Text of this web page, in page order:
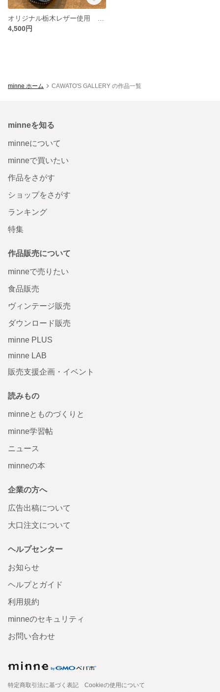
4,500円
minne ホーム CAWATO'S GALLERY の作品一覧
minneを知る
minneについて
minneで買いたい
作品をさがす
ショップをさがす
ランキング
特集
作品販売について
minneで売りたい
食品販売
ヴィンテージ販売
ダウンロード販売
minne PLUS
minne LAB
販売支援企画・イベント
読みもの
minneとものづくりと
minne学習帖
ニュース
minneの本
企業の方へ
広告出稿について
大口注文について
ヘルプセンター
お知らせ
ヘルプとガイド
利用規約
minneのセキュリティ
お問い合わせ
特定商取引法に基づく表記
Cookieの使用について